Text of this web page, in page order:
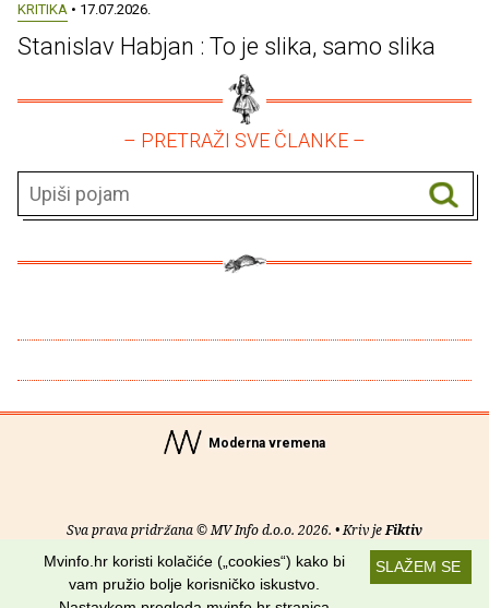
KRITIKA • 17.07.2026.
Stanislav Habjan : To je slika, samo slika
– PRETRAŽI SVE ČLANKE –
Moderna vremena
Sva prava pridržana © MV Info d.o.o. 2026. • Kriv jeFiktiv
O nama• Pomoć• Uvjeti korištenja•RSS kanaliSLAŽEM SE
Mvinfo.hr koristi kolačiće („cookies“) kako bi
vam pružio bolje korisničko iskustvo.